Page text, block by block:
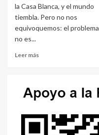
la Casa Blanca, y el mundo
tiembla. Pero no nos
equivoquemos: el problema
no es...
Leer más